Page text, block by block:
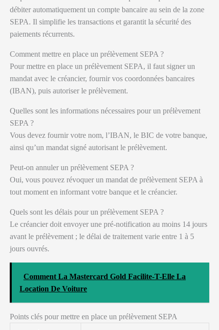
débiter automatiquement un compte bancaire au sein de la zone
SEPA. Il simplifie les transactions et garantit la sécurité des
paiements récurrents.
Comment mettre en place un prélèvement SEPA ?
Pour mettre en place un prélèvement SEPA, il faut signer un
mandat avec le créancier, fournir vos coordonnées bancaires
(IBAN), puis autoriser le prélèvement.
Quelles sont les informations nécessaires pour un prélèvement
SEPA ?
Vous devez fournir votre nom, l’IBAN, le BIC de votre banque,
ainsi qu’un mandat signé autorisant le prélèvement.
Peut-on annuler un prélèvement SEPA ?
Oui, vous pouvez révoquer un mandat de prélèvement SEPA à
tout moment en informant votre banque et le créancier.
Quels sont les délais pour un prélèvement SEPA ?
Le créancier doit envoyer une pré-notification au moins 14 jours
avant le prélèvement ; le délai de traitement varie entre 1 à 5
jours ouvrés.
Comment La Mastercard Gold Facilite-T-Elle La
Location De Voiture
Points clés pour mettre en place un prélèvement SEPA